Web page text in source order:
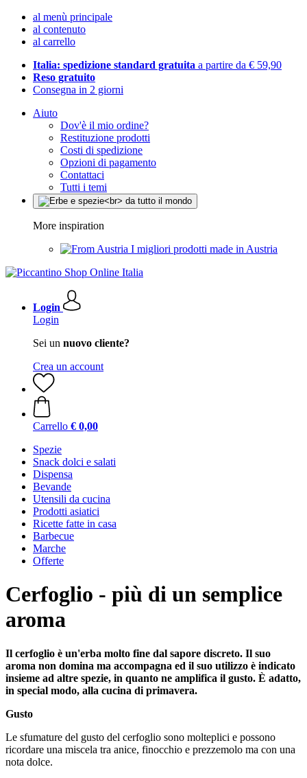
al menù principale
al contenuto
al carrello
Italia: spedizione standard gratuita a partire da € 59,90
Reso gratuito
Consegna in 2 giorni
Aiuto
Dov'è il mio ordine?
Restituzione prodotti
Costi di spedizione
Opzioni di pagamento
Contattaci
Tutti i temi
More inspiration
I migliori prodotti made in Austria
Login
Login
Sei un nuovo cliente?
Crea un account
Carrello € 0,00
Spezie
Snack dolci e salati
Dispensa
Bevande
Utensili da cucina
Prodotti asiatici
Ricette fatte in casa
Barbecue
Marche
Offerte
Cerfoglio - più di un semplice
aroma
Il cerfoglio è un'erba molto fine dal sapore discreto. Il suo
aroma non domina ma accompagna ed il suo utilizzo è indicato
insieme ad altre spezie, in quanto ne amplifica il gusto. È adatto,
in special modo, alla cucina di primavera.
Gusto
Le sfumature del gusto del cerfoglio sono molteplici e possono
ricordare una miscela tra anice, finocchio e prezzemolo ma con una
nota dolce.